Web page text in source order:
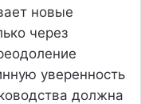
новые
через
уверенность
должна